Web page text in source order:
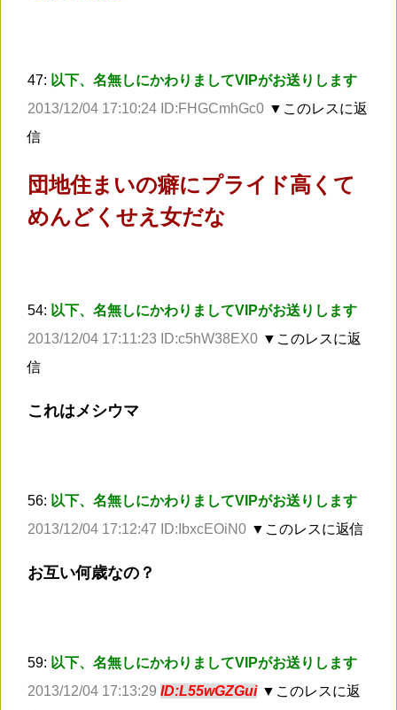
47: 以下、名無しにかわりましてVIPがお送りします
2013/12/04 17:10:24 ID:FHGCmhGc0 ▼このレスに返
信
団地住まいの癖にプライド高くて
めんどくせえ女だな
54: 以下、名無しにかわりましてVIPがお送りします
2013/12/04 17:11:23 ID:c5hW38EX0 ▼このレスに返
信
これはメシウマ
56: 以下、名無しにかわりましてVIPがお送りします
2013/12/04 17:12:47 ID:IbxcEOiN0 ▼このレスに返信
お互い何歳なの？
59: 以下、名無しにかわりましてVIPがお送りします
2013/12/04 17:13:29 ID:L55wGZGui ▼このレスに返